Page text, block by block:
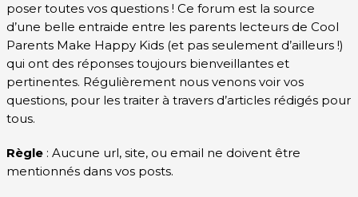
poser toutes vos questions ! Ce forum est la source
d’une belle entraide entre les parents lecteurs de Cool
Parents Make Happy Kids (et pas seulement d’ailleurs !)
qui ont des réponses toujours bienveillantes et
pertinentes. Régulièrement nous venons voir vos
questions, pour les traiter à travers d’articles rédigés pour
tous.
Règle : Aucune url, site, ou email ne doivent être
mentionnés dans vos posts.